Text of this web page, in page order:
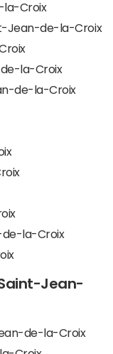
la-Croix
Jean-de-la-Croix
la-Croix
de-la-Croix
de-la-Croix
Jean-
de-la-Croix